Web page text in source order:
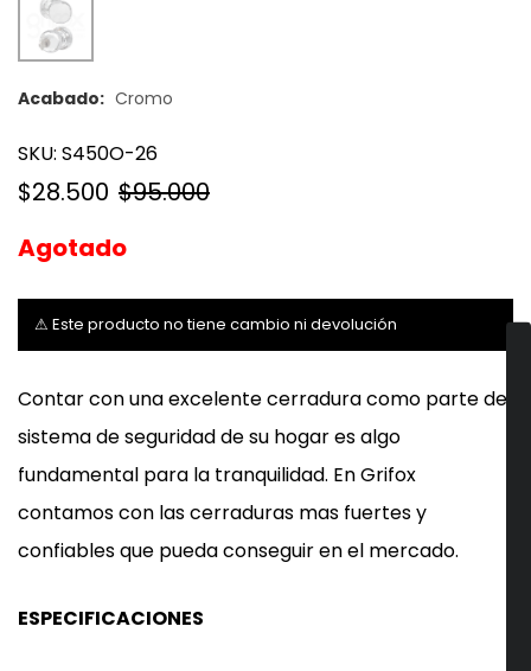
Acabado: Cromo
SKU: S450O-26
$28.500 $95.000
Agotado
⚠ Este producto no tiene cambio ni devolución
Contar con una excelente cerradura como parte del
sistema de seguridad de su hogar es algo
fundamental para la tranquilidad. En Grifox
contamos con las cerraduras mas fuertes y
confiables que pueda conseguir en el mercado.
ESPECIFICACIONES